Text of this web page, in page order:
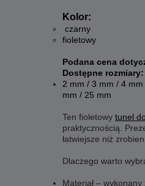
Kolor:
czarny
fioletowy
Podana cena
Dostępne rozmiary:
2 mm / 3 mm / 4
mm / 25 mm
Ten fioletowy tunel
praktycznością.
łatwiejsze niż
Dlaczego warto
Materiał –